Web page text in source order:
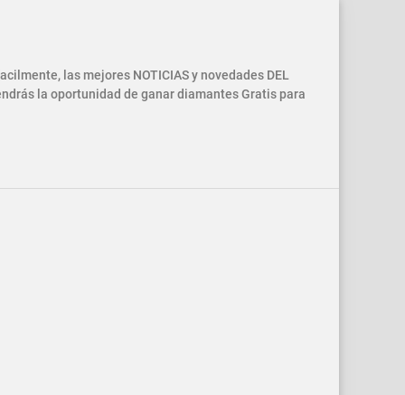
las mejores NOTICIAS y novedades DEL
la oportunidad de ganar diamantes Gratis para